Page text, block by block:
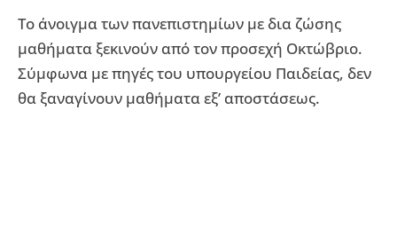
Το άνοιγμα των πανεπιστημίων με δια ζώσης
μαθήματα ξεκινούν από τον προσεχή Οκτώβριο.
Σύμφωνα με πηγές του υπουργείου Παιδείας, δεν
θα ξαναγίνουν μαθήματα εξ’ αποστάσεως.